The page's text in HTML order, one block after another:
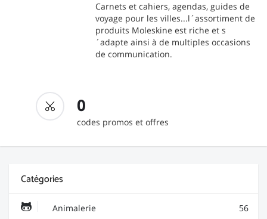
Carnets et cahiers, agendas, guides de
voyage pour les villes...l´assortiment de
produits Moleskine est riche et s
´adapte ainsi à de multiples occasions
de communication.
0
codes promos et offres
Catégories
Animalerie 56